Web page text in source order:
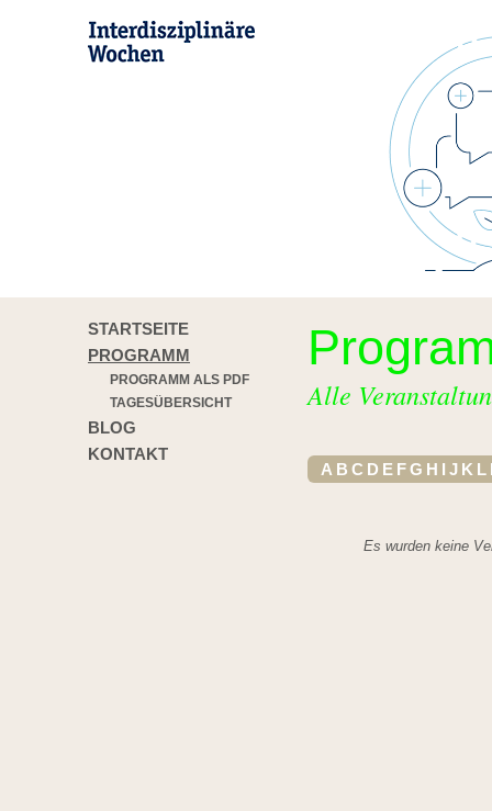
STARTSEITE
PROGRAMM
PROGRAMM ALS PDF
TAGESÜBERSICHT
BLOG
KONTAKT
Alle
A B C D E FG H I J K L
Es wurden keine